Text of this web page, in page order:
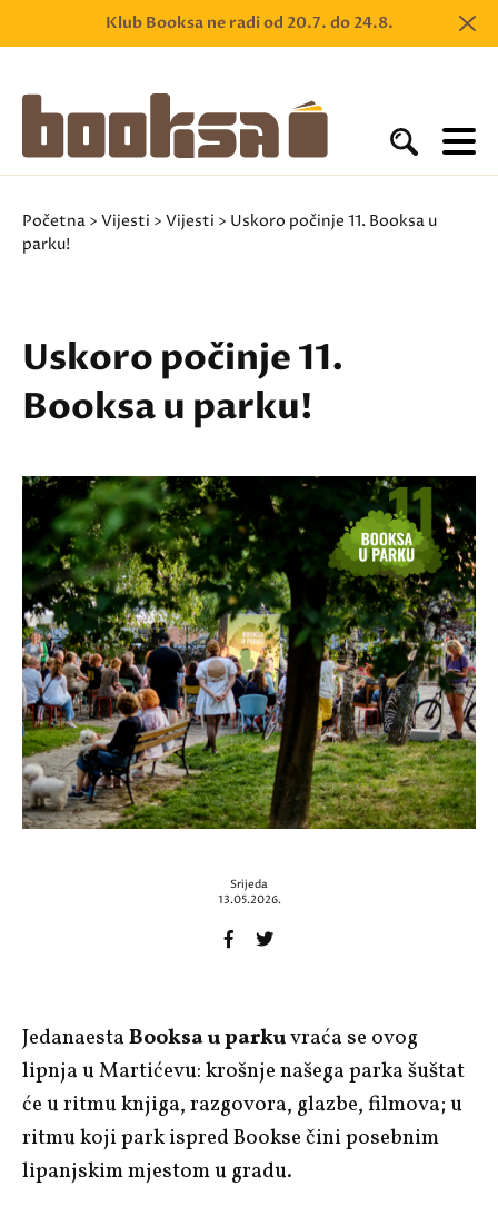
Klub Booksa ne radi od 20.7. do 24.8.
Početna > Vijesti > Vijesti > Uskoro počinje 11. Booksa u
parku!
Uskoro počinje 11.
Booksa u parku!
Srijeda
13.05.2026.
JedanaestaBooksa u parkuvraća se ovog
lipnja u Martićevu: krošnje našega parka šuštat
će u ritmu knjiga, razgovora, glazbe, filmova; u
ritmu koji park ispred Bookse čini posebnim
lipanjskim mjestom u gradu.